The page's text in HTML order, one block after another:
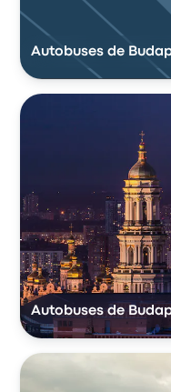
Autobuses de
Autobuses de